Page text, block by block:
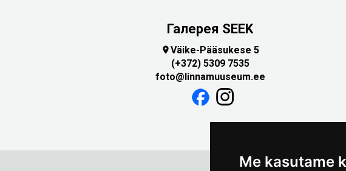
Me kasutame
Галерея SEEK
Väike-Pääsukese 5
(+372) 5309 7535
foto@linnamuuseum.ee